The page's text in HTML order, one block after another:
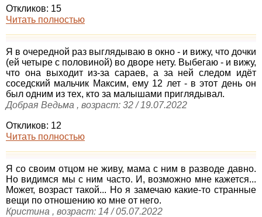
Откликов: 15
Читать полностью
Я в очередной раз выглядываю в окно - и вижу, что дочки
(ей четыре с половиной) во дворе нету. Выбегаю - и вижу,
что она выходит из-за сараев, а за ней следом идёт
соседский мальчик Максим, ему 12 лет - в этот день он
был одним из тех, кто за малышами приглядывал.
Добрая Ведьма , возраст: 32 / 19.07.2022
Откликов: 12
Читать полностью
Я со своим отцом не живу, мама с ним в разводе давно.
Но видимся мы с ним часто. И, возможно мне кажется...
Может, возраст такой... Но я замечаю какие-то странные
вещи по отношению ко мне от него.
Кристина , возраст: 14 / 05.07.2022